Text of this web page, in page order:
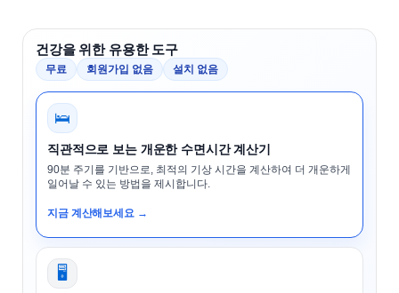
건강을 위한 유용한 도구
무료 회원가입 없음 설치 없음
🛌
직관적으로 보는 개운한 수면시간 계산기
90분 주기를 기반으로, 최적의 기상 시간을 계산하여 더 개운하게
일어날 수 있는 방법을 제시합니다.
지금 계산해보세요 →
🖥️